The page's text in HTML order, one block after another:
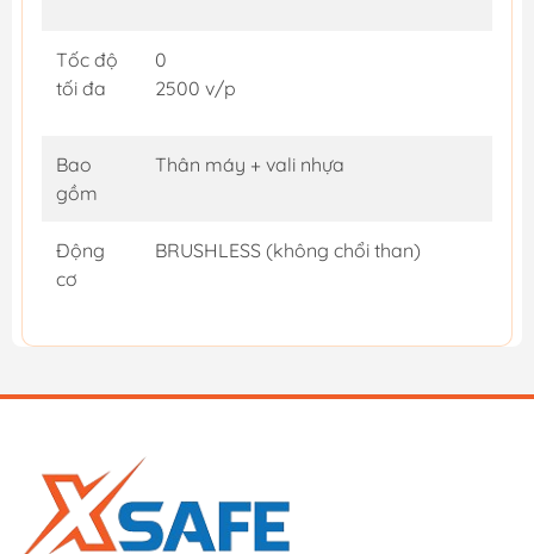
Tốc độ
tối đa
0
2500 v/p
Bao
gồm
Thân máy + vali nhựa
Động
cơ
BRUSHLESS (không chổi than)